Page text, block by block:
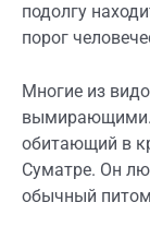
подолгу
порог
Многие из
вымирающими.
обитающий в
Суматре. Он
обычный